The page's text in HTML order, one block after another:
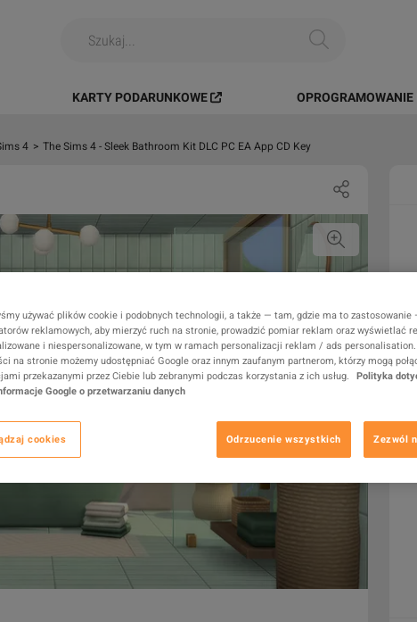
KARTY PODARUNKOWE
4 > The Sims 4 - Sleek Bathroom Kit DLC PC EA App CD Key
używać plików cookie i podobnych technologii, a także — tam, gdzie ma to
reklamowych, aby mierzyć ruch na stronie, prowadzić pomiar reklam oraz wyświetlać
i niespersonalizowane, w tym w ramach personalizacji reklam / ads personalisation.
na stronie możemy udostępniać Google oraz innym zaufanym partnerom, którzy mogą
przekazanymi przez Ciebie lub zebranymi podczas korzystania z ich usług.
Polityka
Google o przetwarzaniu danych
cookies Odrzucenie wszystkich Zezwól